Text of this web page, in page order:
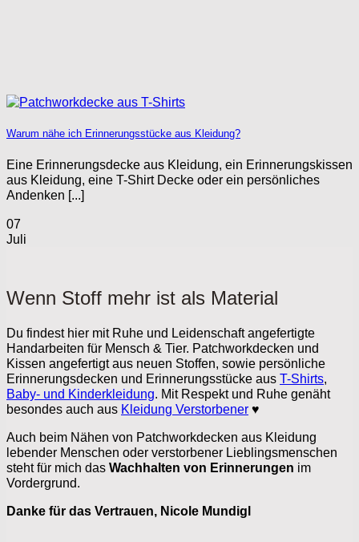
Warum nähe ich Erinnerungsstücke aus Kleidung?
Eine Erinnerungsdecke aus Kleidung, ein Erinnerungskissen
aus Kleidung, eine T-Shirt Decke oder ein persönliches
Andenken [...]
07
Juli
Wenn Stoff mehr ist als Material
Du findest hier mit Ruhe und Leidenschaft angefertigte
Handarbeiten für Mensch & Tier. Patchworkdecken und
Kissen angefertigt aus neuen Stoffen, sowie persönliche
Erinnerungsdecken und Erinnerungsstücke aus T-Shirts,
Baby- und Kinderkleidung. Mit Respekt und Ruhe genäht
besondes auch aus Kleidung Verstorbener ♥
Auch beim Nähen von Patchworkdecken aus Kleidung
lebender Menschen oder verstorbener Lieblingsmenschen
steht für mich das Wachhalten von Erinnerungen im
Vordergrund.
Danke für das Vertrauen, Nicole Mundigl